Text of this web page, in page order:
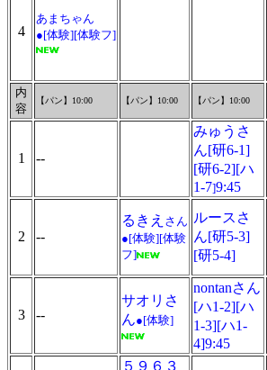
4
あまちゃん
●[体験][体験フ]
内
容
【パン】10:00 【パン】10:00 【パン】10:00
1 --
みゅうさ
ん[研6-1]
[研6-2][ハ
1-7]9:45
2 --
るきえ さん
●[体験][体験
フ]
ルースさ
ん[研5-3]
[研5-4]
3 --
サオリさ
ん●[体験]
nontanさん
[ハ1-2][ハ
1-3][ハ1-
4]9:45
５９６３